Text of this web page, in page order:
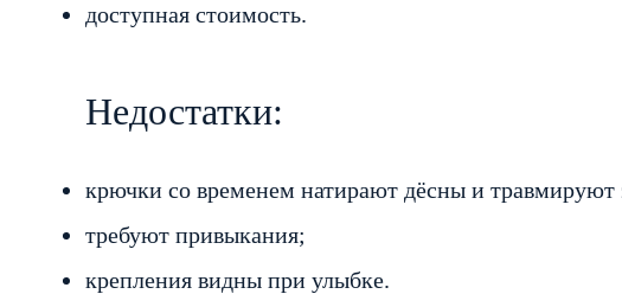
доступная стоимость.
Недостатки:
крючки со временем натирают дёсны и травмируют
требуют привыкания;
крепления видны при улыбке.